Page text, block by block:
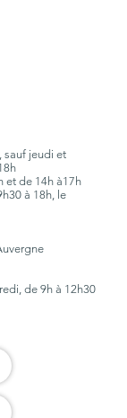
sauf jeudi et
et de 14h à17h
à 18h, le
de 9h à 12h30